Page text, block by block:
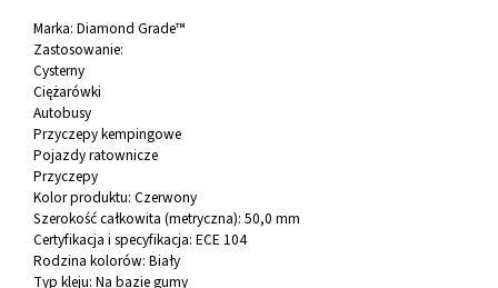
Marka: Diamond Grade™
Zastosowanie:
Cysterny
Ciężarówki
Autobusy
Przyczepy kempingowe
Pojazdy ratownicze
Przyczepy
Kolor produktu: Czerwony
Szerokość całkowita (metryczna): 50,0 mm
Certyfikacja i specyfikacja: ECE 104
Rodzina kolorów: Biały
Typ kleju: Na bazie gumy